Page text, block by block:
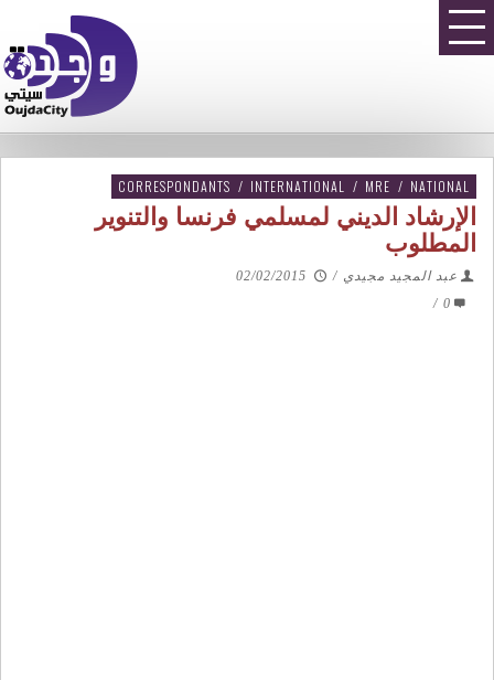
CORRESPONDANTS / INTERNATIONAL / MRE / NATIONAL
الإرشاد الديني لمسلمي فرنسا والتنوير
المطلوب
عبد المجيد مجيدي /
02/02/2015
0
/